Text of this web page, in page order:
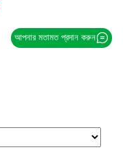
আপনার মতামত প্রদান করুন